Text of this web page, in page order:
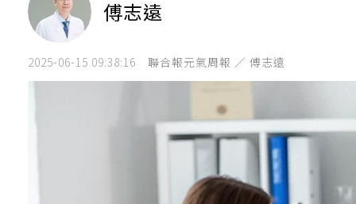
傅志遠
2025-06-15 09:38:16 聯合報元氣周報 ／ 傅志遠